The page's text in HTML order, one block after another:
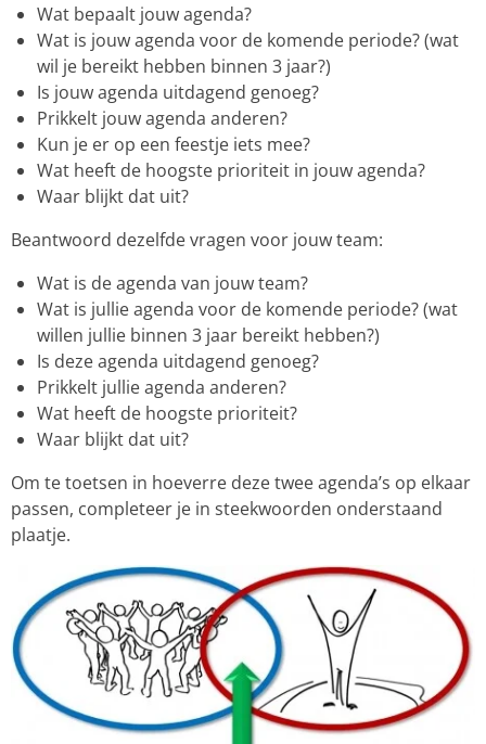
Wat bepaalt jouw agenda?
Wat is jouw agenda voor de komende periode? (wat
wil je bereikt hebben binnen 3 jaar?)
Is jouw agenda uitdagend genoeg?
Prikkelt jouw agenda anderen?
Kun je er op een feestje iets mee?
Wat heeft de hoogste prioriteit in jouw agenda?
Waar blijkt dat uit?
Beantwoord dezelfde vragen voor jouw team:
Wat is de agenda van jouw team?
Wat is jullie agenda voor de komende periode? (wat
willen jullie binnen 3 jaar bereikt hebben?)
Is deze agenda uitdagend genoeg?
Prikkelt jullie agenda anderen?
Wat heeft de hoogste prioriteit?
Waar blijkt dat uit?
Om te toetsen in hoeverre deze twee agenda’s op elkaar
passen, completeer je in steekwoorden onderstaand
plaatje.